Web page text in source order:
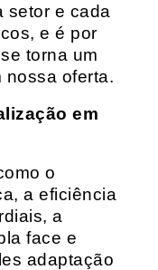
setor e cada
e é por
torna um
nossa oferta.
em
o
a eficiência
a
face e
adaptação